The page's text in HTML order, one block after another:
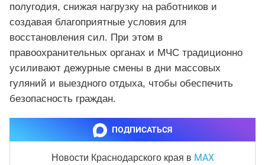
полугодия, снижая нагрузку на работников и
создавая благоприятные условия для
восстановления сил. При этом в
правоохранительных органах и МЧС традиционно
усиливают дежурные смены в дни массовых
гуляний и выездного отдыха, чтобы обеспечить
безопасность граждан.
ПОДПИСАТЬСЯ
Новости Краснодарского края в MAX